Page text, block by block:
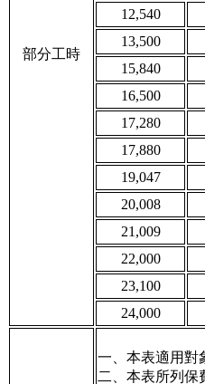
部分工時
12,540
13,500
15,840
16,500
17,280
17,880
19,047
20,008
21,009
22,000
23,100
24,000
一、本表適用對
二、本表所列保